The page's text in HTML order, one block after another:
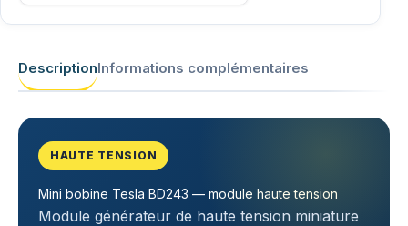
DescriptionInformations complémentaires
HAUTE TENSION
Mini bobine Tesla BD243 — module haute tension
Module générateur de haute tension miniature